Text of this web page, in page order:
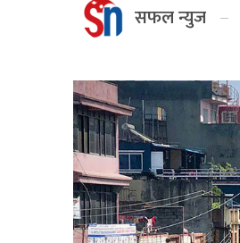
सफल न्युज